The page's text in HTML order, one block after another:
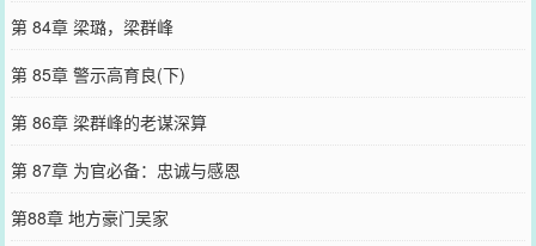
第 84章 梁璐，梁群峰
第 85章 警示高育良(下)
第 86章 梁群峰的老谋深算
第 87章 为官必备：忠诚与感恩
第88章 地方豪门吴家